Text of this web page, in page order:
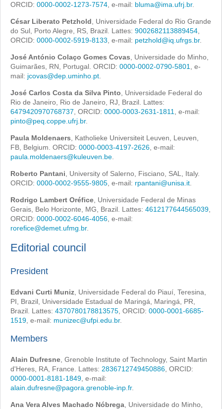
ORCID: 0000-0002-1273-7574 , e-mail: bluma@ima.ufrj.br.
César Liberato Petzhold , Universidade Federal do Rio Grande
do Sul, Porto Alegre, RS, Brazil. Lattes: 9002682113889454
ORCID: 0000-0002-5919-8133 , e-mail: petzhold@iq.ufrgs.br.
José António Colaço Gomes Covas , Universidade do Minho,
Guimarães, RN, Portugal. ORCID: 0000-0002-0790-5801
, e-
mail: jcovas@dep.uminho.pt
José Carlos Costa da Silva Pinto , Universidade Federal do
Rio de Janeiro, Rio de Janeiro, RJ, Brazil. Lattes:
6479420970768737 , ORCID: 0000-0003-2631-1811
, e-mail:
pinto@peq.coppe.ufrj.br.
Paula Moldenaers , Katholieke Universiteit Leuven, Leuven,
FB, Belgium. ORCID: 0000-0003-4197-2626 , e-mail:
paula.moldenaers@kuleuven.be
Roberto Pantani , University of Salerno, Fisciano, SAL, Italy.
ORCID: 0000-0002-9555-9805 , e-mail: rpantani@unisa.it
Rodrigo Lambert Oréfice , Universidade Federal de Minas
Gerais, Belo Horizonte, MG, Brazil. Lattes: 4612177644565039
ORCID: 0000-0002-6046-4056 , e-mail:
rorefice@demet.ufmg.br.
Editorial council
President
Edvani Curti Muniz , Universidade Federal do Piauí, Teresina,
PI, Brazil, Universidade Estadual de Maringá, Maringá, PR,
Brazil. Lattes: 4370780178813575 , ORCID: 0000-0001-6685-
1519 , e-mail: munizec@ufpi.edu.br.
Members
Alain Dufresne , Grenoble Institute of Technology, Saint Martin
d'Heres, RA, France. Lattes: 2836712749450886 , ORCID:
0000-0001-8181-1849 , e-mail:
alain.dufresne@pagora.grenoble-inp.fr.
Ana Vera Alves Machado Nóbrega , Universidade do Minho,